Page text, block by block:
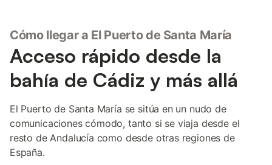
Cómo llegar a El Puerto de Santa María
Acceso rápido desde la
bahía de Cádiz y más allá
El Puerto de Santa María se sitúa en un nudo de
comunicaciones cómodo, tanto si se viaja desde el
resto de Andalucía como desde otras regiones de
España.